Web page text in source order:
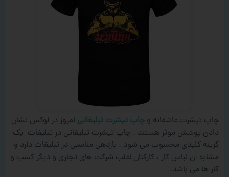
چاپ تیشرت عاشقانه و چاپ تیشرت تبلیغاتی امروز در لوکس نشان
دادن پوشش موثر هستند . چاپ تیشرت تبلیغاتی در تبلیغات یک
گزینه کلیدی محسوب می شود . بازدهی مناسبی در تبلیغات دارد و
مشابه آن لباس کار ، کارکنان اغلب شرکت های تجاری و دیگر کسب و
کار ها می باشد.